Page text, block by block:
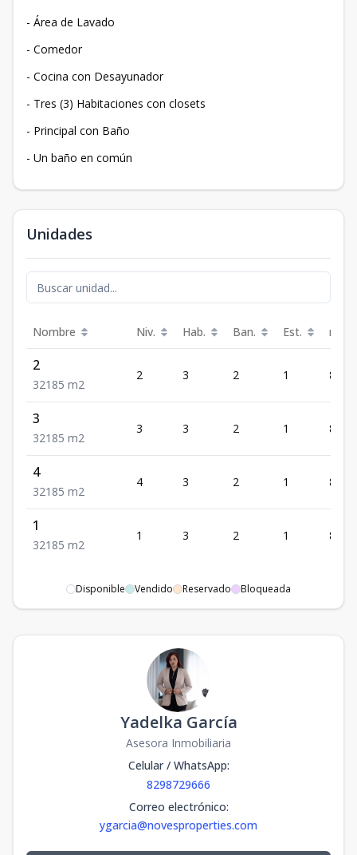
- Área de Lavado
- Comedor
- Cocina con Desayunador
- Tres (3) Habitaciones con closets
- Principal con Baño
- Un baño en común
Unidades
Nombre Niv. Hab. Ban. Est. m²
2
321 85 m2
2 3 2 1 85
3
321 85 m2
3 3 2 1 85
4
321 85 m2
4 3 2 1 85
1
321 85 m2
1 3 2 1 85
Disponible Vendido Reservado Bloqueada
Yadelka García
Asesora Inmobiliaria
Celular / WhatsApp:
8298729666
Correo electrónico:
ygarcia@novesproperties.com